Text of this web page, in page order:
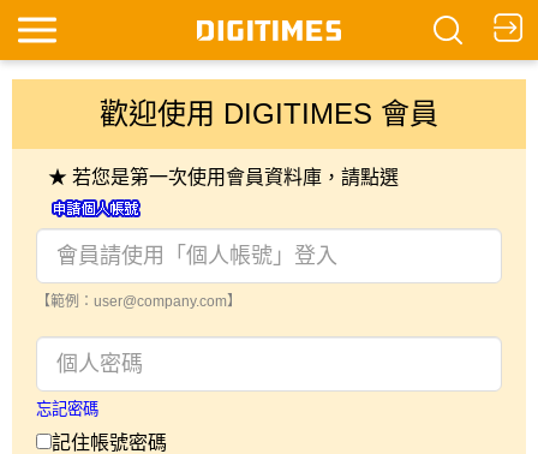
歡迎使用 DIGITIMES 會員
★ 若您是第一次使用會員資料庫，請點選
【範例：user@company.com】
忘記密碼
記住帳號密碼